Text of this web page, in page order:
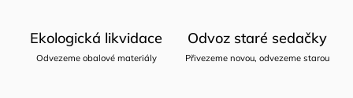
Ekologická likvidace
Odvezeme obalové materiály
Odvoz staré sedačky
Přivezeme novou, odvezeme starou